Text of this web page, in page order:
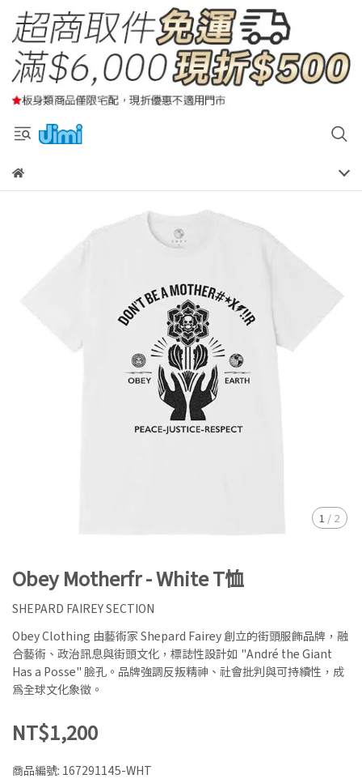
1 / 2
Obey Motherfr - White T恤
SHEPARD FAIREY SECTION
Obey Clothing 由藝術家 Shepard Fairey 創立的街頭服飾品牌，融
合藝術、政治訊息與街頭文化，標誌性設計如 "André the Giant
Has a Posse" 臉孔。品牌強調反叛精神、社會批判與可持續性，成
為全球文化象徵。
NT$1,200
商品編號: 167291145-WHT